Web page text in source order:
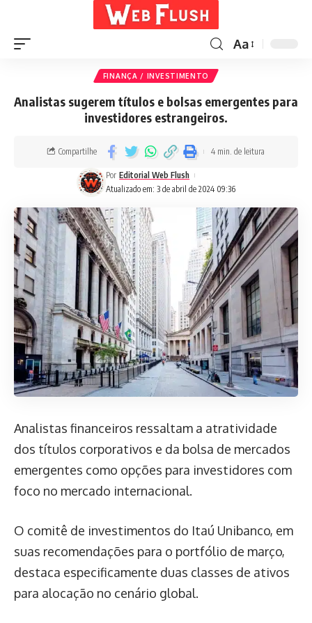
Aa
FINANÇA / INVESTIMENTO
Analistas sugerem títulos e bolsas emergentes para
investidores estrangeiros.
Atualizado em: 3 de abril de 2024 09:36
Por Editorial Web Flush
Compartilhe 4 min. de leitura
Analistas financeiros ressaltam a atratividade
dos títulos corporativos e da bolsa de mercados
emergentes como opções para investidores com
foco no mercado internacional.
O comitê de investimentos do Itaú Unibanco, em
suas recomendações para o portfólio de março,
destaca especificamente duas classes de ativos
para alocação no cenário global.